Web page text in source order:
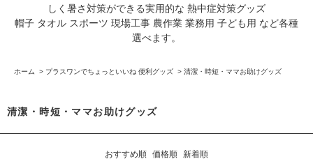
しく暑さ対策ができる実用的な 熱中症対策グッズ
帽子 タオル スポーツ 現場工事 農作業 業務用 子ども用 など各種
選べます。
ホーム > プラスワンでちょっといいね 便利グッズ > 清潔・時短・ママお助けグッズ
清潔・時短・ママお助けグッズ
おすすめ順 価格順 新着順